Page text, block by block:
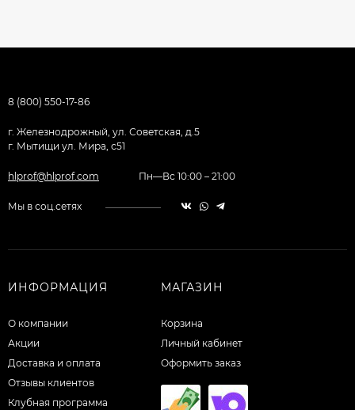
8 (800) 550-17-86
г. Железнодрожный, ул. Советская, д.5
г. Мытищи ул. Мира, с51
hlprof@hlprof.com Пн—Вс 10:00 – 21:00
Мы в соц.сетях
ИНФОРМАЦИЯ
О компании
Акции
Доставка и оплата
Отзывы клиентов
Клубная программа
МАГАЗИН
Корзина
Личный кабинет
Оформить заказ